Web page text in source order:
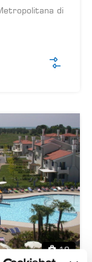
di
18